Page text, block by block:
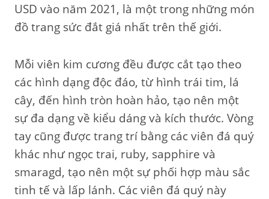
USD vào năm 2021, là một trong những món
đồ trang sức đắt giá nhất trên thế giới.
Mỗi viên kim cương đều được cắt tạo theo
các hình dạng độc đáo, từ hình trái tim, lá
cây, đến hình tròn hoàn hảo, tạo nên một
sự đa dạng về kiểu dáng và kích thước. Vòng
tay cũng được trang trí bằng các viên đá quý
khác như ngọc trai, ruby, sapphire và
smaragd, tạo nên một sự phối hợp màu sắc
tinh tế và lấp lánh. Các viên đá quý này